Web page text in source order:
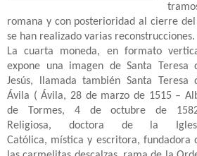
romana y con posterioridad al cierre
se han realizado varias reconstrucciones.
La cuarta moneda, en formato
expone una imagen de Santa Teresa
Jesús, llamada también Santa Teresa
Ávila (Ávila,28 de marzo de 1515 –
de Tormes, 4 de octubre de
Religiosa, doctora de la
Católica, mística y escritora, fundadora